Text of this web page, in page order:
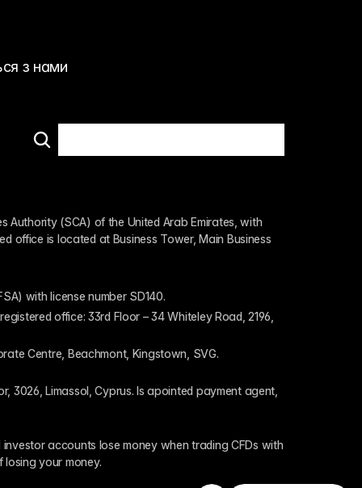
з нами
Authority (SCA) of the United Arab Emirates, with
office is located at Business Tower, Main Business
with license number SD140.
office: 33rd Floor – 34 Whiteley Road, 2196,
Centre, Beachmont, Kingstown, SVG.
3026, Limassol, Cyprus. Is apointed payment agent,
accounts lose money when trading CFDs with
your money.